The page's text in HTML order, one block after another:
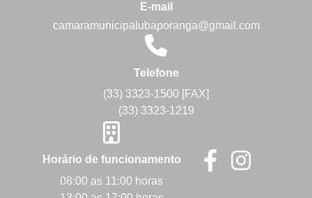
E-mail
camaramunicipalubaporanga@gmail.com
Telefone
(33) 3323-1500 [FAX]
(33) 3323-1219
Horário de funcionamento
08:00 as 11:00 horas